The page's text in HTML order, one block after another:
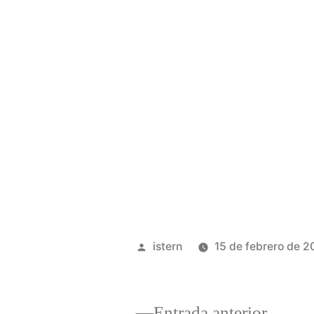
Publicado
istern 15 de febrero de